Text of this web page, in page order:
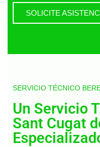
SOLICITE
SERVICIO TÉCNICO
Un Servicio
Sant Cugat